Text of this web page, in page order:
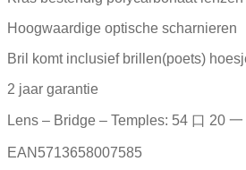
Hoogwaardige optische scharnieren
Bril komt inclusief brillen(poets)
2 jaar garantie
Lens – Bridge – Temples: 54 口 20 一
EAN5713658007585